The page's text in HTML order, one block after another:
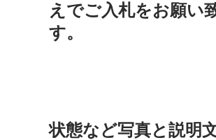
えでご入札をお願い
す。
状態など写真と説明